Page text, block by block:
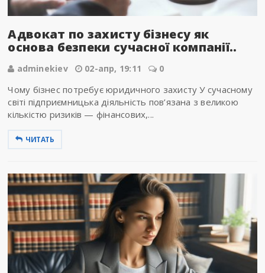
Адвокат по захисту бізнесу як
основа безпеки сучасної компанії..
adminekiev 02-апр, 19:11 0
Чому бізнес потребує юридичного захисту У сучасному
світі підприємницька діяльність пов’язана з великою
кількістю ризиків — фінансових,...
ЧИТАТЬ